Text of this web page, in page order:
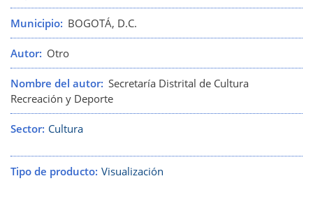
Municipio BOGOTÁ, D.C.
Autor Otro
Nombre del autor Secretaría Distrital de Cultura
Recreación y Deporte
Sector Cultura
Tipo de producto Visualización